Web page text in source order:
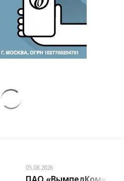
05.08.2026